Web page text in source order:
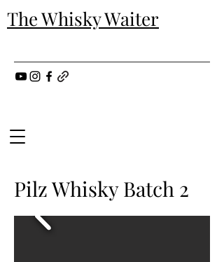
The Whisky Waiter
Pilz Whisky Batch 2